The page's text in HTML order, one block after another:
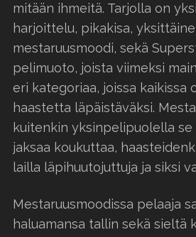
mitään ihmeitä. Tarjolla on
harjoittelu, pikakisa,
mestaruusmoodi, sekä
pelimuoto, joista viimeksi
eri kategoriaa, joissa kaikissa
haastetta läpäistäväksi.
kuitenkin yksinpelipuolella
jaksaa koukuttaa,
lailla läpihuutojuttuja ja siksi
Mestaruusmoodissa pelaaja
haluamansa tallin sekä sieltä